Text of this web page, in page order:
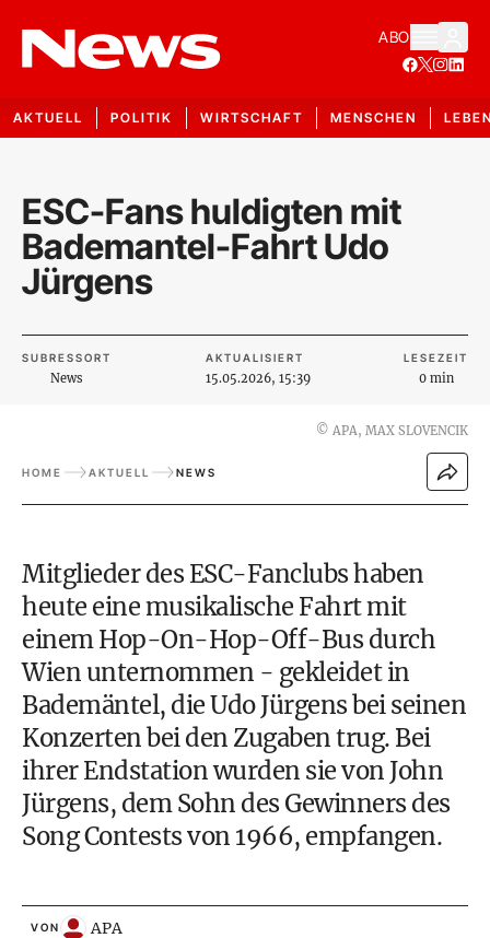
ABO
AKTUELL POLITIK WIRTSCHAFT MENSCHEN
ESC-Fans huldigten mit
Bademantel-Fahrt Udo
Jürgens
SUBRESSORT
News
AKTUALISIERT
15.05.2026, 15:39
LESEZEIT
0 min
© APA, MAX SLOVENCIK
HOME AKTUELL NEWS
Mitglieder des ESC-Fanclubs haben
heute eine musikalische Fahrt mit
einem Hop-On-Hop-Off-Bus durch
Wien unternommen - gekleidet in
Bademäntel, die Udo Jürgens bei seinen
Konzerten bei den Zugaben trug. Bei
ihrer Endstation wurden sie von John
Jürgens, dem Sohn des Gewinners des
Song Contests von 1966, empfangen.
VON APA